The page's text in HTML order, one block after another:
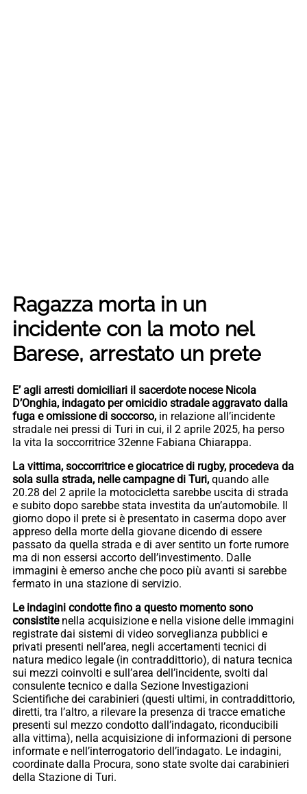
Ragazza morta in un
incidente con la moto nel
Barese, arrestato un prete
E’ agli arresti domiciliari il sacerdote nocese Nicola
D’Onghia, indagato per omicidio stradale aggravato dalla
fuga e omissione di soccorso, in relazione all’incidente
stradale nei pressi di Turi in cui, il 2 aprile 2025, ha perso
la vita la soccorritrice 32enne Fabiana Chiarappa.
La vittima, soccorritrice e giocatrice di rugby, procedeva da
sola sulla strada, nelle campagne di Turi, quando alle
20.28 del 2 aprile la motocicletta sarebbe uscita di strada
e subito dopo sarebbe stata investita da un’automobile. Il
giorno dopo il prete si è presentato in caserma dopo aver
appreso della morte della giovane dicendo di essere
passato da quella strada e di aver sentito un forte rumore
ma di non essersi accorto dell’investimento. Dalle
immagini è emerso anche che poco più avanti si sarebbe
fermato in una stazione di servizio.
Le indagini condotte fino a questo momento sono
consistitenella acquisizione e nella visione delle immagini
registrate dai sistemi di video sorveglianza pubblici e
privati presenti nell’area, negli accertamenti tecnici di
natura medico legale (in contraddittorio), di natura tecnica
sui mezzi coinvolti e sull’area dell’incidente, svolti dal
consulente tecnico e dalla Sezione Investigazioni
Scientifiche dei carabinieri (questi ultimi, in contraddittorio,
diretti, tra l’altro, a rilevare la presenza di tracce ematiche
presenti sul mezzo condotto dall’indagato, riconducibili
alla vittima), nella acquisizione di informazioni di persone
informate e nell’interrogatorio dell’indagato. Le indagini,
coordinate dalla Procura, sono state svolte dai carabinieri
della Stazione di Turi.